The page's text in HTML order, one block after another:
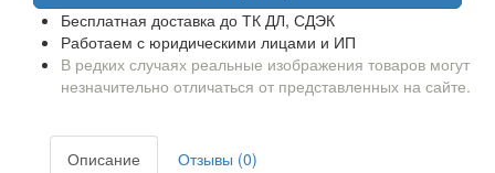
Бесплатная доставка до ТК ДЛ, СДЭК
Работаем с юридическими лицами и ИП
В редких случаях реальные изображения товаров могут
незначительно отличаться от представленных на сайте.
Описание Отзывы (0)